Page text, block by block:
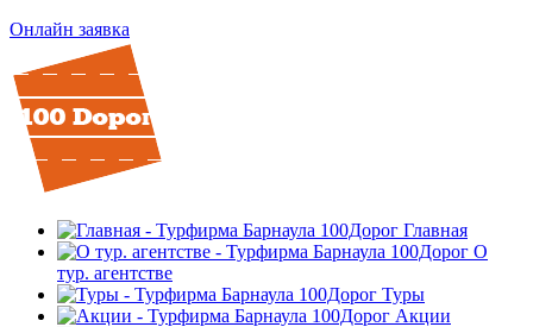
Онлайн заявка
Главная
О
тур. агентстве
Туры
Акции